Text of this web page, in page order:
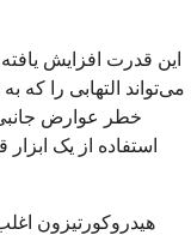
این قدرت افزایش
می‌تواند التهابی را که
خطر عوارض جانبی
استفاده از یک
هیدروکورتیزون